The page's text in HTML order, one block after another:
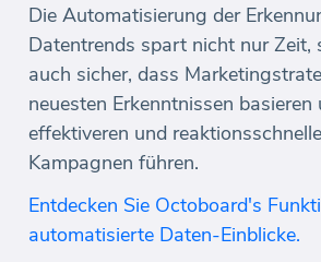
Die Automatisierung der
Datentrends spart nicht nur Zeit,
auch sicher, dass
neuesten Erkenntnissen basieren
effektiveren und
Kampagnen führen.
Entdecken Sie Octoboard's
automatisierte Daten-Einblicke.